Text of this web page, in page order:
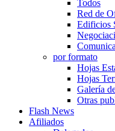
Todos
Red de
Edificios
por formato
Hojas
Hojas
Galería
Otras
Flash News
Afiliados